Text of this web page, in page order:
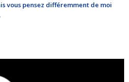
vous pensez différemment de moi